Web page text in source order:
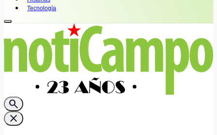
Tecnología
search
close